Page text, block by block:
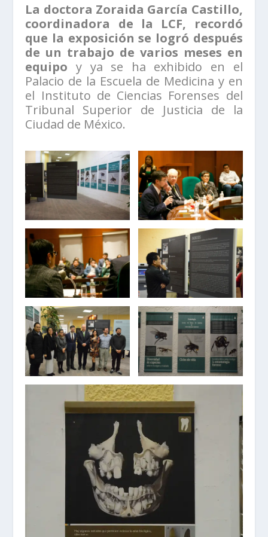
La doctora Zoraida García Castillo,
coordinadora de la LCF, recordó
que la exposición se logró después
de un trabajo de varios meses en
equipo y ya se ha exhibido en el
Palacio de la Escuela de Medicina y en
el Instituto de Ciencias Forenses del
Tribunal Superior de Justicia de la
Ciudad de México.